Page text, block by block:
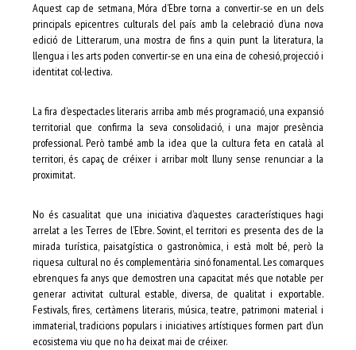
Aquest cap de setmana, Móra d’Ebre torna a convertir-se en un dels
principals epicentres culturals del país amb la celebració d’una nova
edició de Litterarum, una mostra de fins a quin punt la literatura, la
llengua i les arts poden convertir-se en una eina de cohesió, projecció i
identitat col·lectiva.
La fira d’espectacles literaris arriba amb més programació, una expansió
territorial que confirma la seva consolidació, i una major presència
professional. Però també amb la idea que la cultura feta en català al
territori, és capaç de créixer i arribar molt lluny sense renunciar a la
proximitat.
No és casualitat que una iniciativa d’aquestes característiques hagi
arrelat a les Terres de l’Ebre. Sovint, el territori es presenta des de la
mirada turística, paisatgística o gastronòmica, i està molt bé, però la
riquesa cultural no és complementària sinó fonamental. Les comarques
ebrenques fa anys que demostren una capacitat més que notable per
generar activitat cultural estable, diversa, de qualitat i exportable.
Festivals, fires, certàmens literaris, música, teatre, patrimoni material i
immaterial, tradicions populars i iniciatives artístiques formen part d’un
ecosistema viu que no ha deixat mai de créixer.